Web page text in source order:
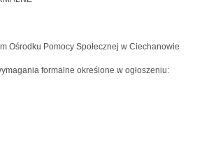
Ośrodku Pomocy Społecznej w Ciechanowie
formalne określone w ogłoszeniu: